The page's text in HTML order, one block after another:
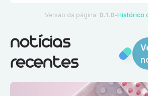
Versão da página: 0.1.0 ●Histórico
notícias
recentes